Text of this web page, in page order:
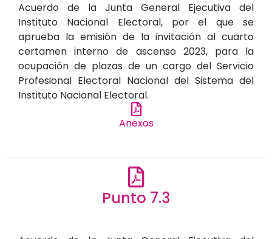
Acuerdo de la Junta General Ejecutiva del
Instituto Nacional Electoral, por el que se
aprueba la emisión de la invitación al cuarto
certamen interno de ascenso 2023, para la
ocupación de plazas de un cargo del Servicio
Profesional Electoral Nacional del Sistema del
Instituto Nacional Electoral.
Anexos
Punto 7.3